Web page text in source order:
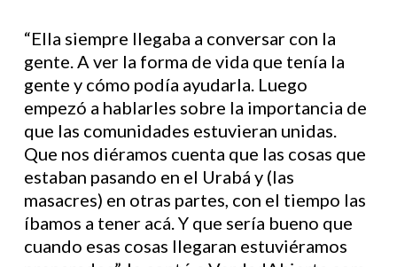
“Ella siempre llegaba a conversar con la
gente. A ver la forma de vida que tenía la
gente y cómo podía ayudarla. Luego
empezó a hablarles sobre la importancia de
que las comunidades estuvieran unidas.
Que nos diéramos cuenta que las cosas que
estaban pasando en el Urabá y (las
masacres) en otras partes, con el tiempo las
íbamos a tener acá. Y que sería bueno que
cuando esas cosas llegaran estuviéramos